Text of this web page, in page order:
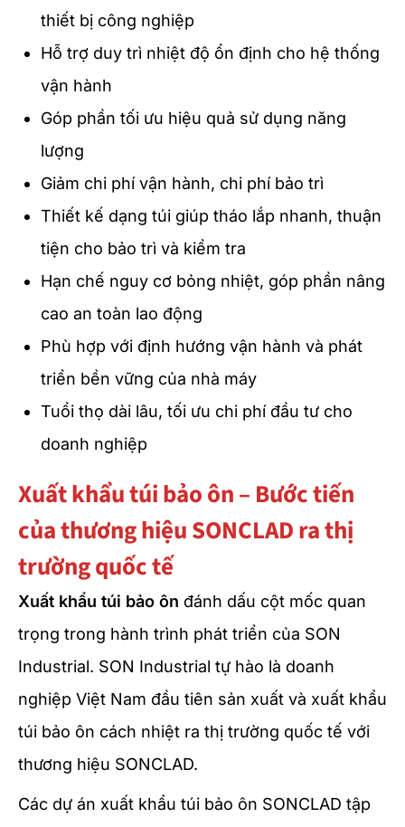
thiết bị công nghiệp
Hỗ trợ duy trì nhiệt độ ổn định cho hệ thống
vận hành
Góp phần tối ưu hiệu quả sử dụng năng
lượng
Giảm chi phí vận hành, chi phí bảo trì
Thiết kế dạng túi giúp tháo lắp nhanh, thuận
tiện cho bảo trì và kiểm tra
Hạn chế nguy cơ bỏng nhiệt, góp phần nâng
cao an toàn lao động
Phù hợp với định hướng vận hành và phát
triển bền vững của nhà máy
Tuổi thọ dài lâu, tối ưu chi phí đầu tư cho
doanh nghiệp
Xuất khẩu túi bảo ôn – Bước tiến
của thương hiệu SONCLAD ra thị
trường quốc tế
Xuất khẩu túi bảo ôn đánh dấu cột mốc quan
trọng trong hành trình phát triển của SON
Industrial. SON Industrial tự hào là doanh
nghiệp Việt Nam đầu tiên sản xuất và xuất khẩu
túi bảo ôn cách nhiệt ra thị trường quốc tế với
thương hiệu SONCLAD.
Các dự án xuất khẩu túi bảo ôn SONCLAD tập